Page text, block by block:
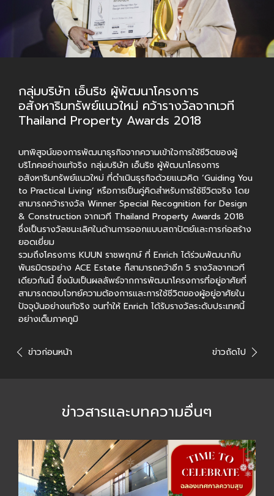
กลุ่มบริษัท เอ็นริช ผู้พัฒนาโครงการ
อสังหาริมทรัพย์แนวใหม่ คว้ารางวัลจากเวที
Thailand Property Awards 2018
บทพิสูจน์ของการพัฒนาธุรกิจจากความเข้าใจการใช้ชีวิตของผู้
บริโภคอย่างแท้จริง กลุ่มบริษัท เอ็นริช ผู้พัฒนาโครงการ
อสังหาริมทรัพย์แนวใหม่ ที่ดำเนินธุรกิจด้วยแนวคิด ‘Guiding You
to Practical Living’ หรือการเป็นคู่คิดสำหรับการใช้ชีวิตจริง โดย
สามารถคว้ารางวัล Winner Special Recognition for Design
& Construction จากเวที Thailand Property Awards 2018
ซึ่งเป็นรางวัลชนะเลิศในด้านการออกแบบสถาปัตย์และการก่อสร้าง
ยอดเยี่ยม
รวมถึงโครงการ KUUN ราชพฤกษ์ ที่ Enrich ได้ร่วมพัฒนากับ
พันธมิตรอย่าง ACE Estate ก็สามารถคว้าอีก 5 รางวัลจากเวที
เดียวกันนี้ ซึ่งนับเป็นผลลัพธ์จากการพัฒนาโครงการที่อยู่อาศัยที่
สามารถตอบโจทย์ความต้องการและการใช้ชีวิตของผู้อยู่อาศัยใน
ปัจจุบันอย่างแท้จริง จนทำให้ Enrich ได้รับรางวัลระดับประเทศนี้
อย่างเต็มภาคภูมิ
ข่าวก่อนหน้า ข่าวถัดไป
ข่าวสารและบทความอื่นๆ